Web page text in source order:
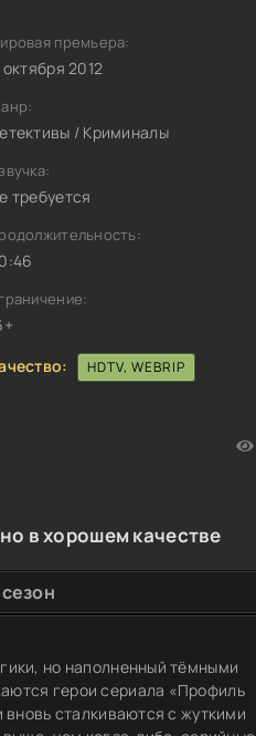
премьера:
октября 2012
/ Криминалы
требуется
HDTV, WEBRIP
в хорошем качестве
но наполненный тёмными
герои сериала «Профиль
сталкиваются с жуткими